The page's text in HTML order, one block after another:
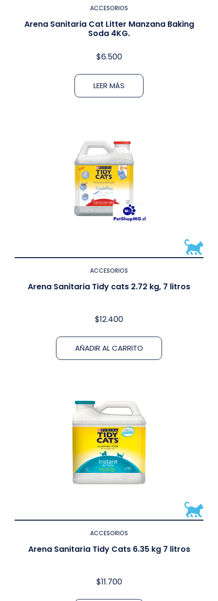
ACCESORIOS
Arena Sanitaria Cat Litter Manzana Baking
Soda 4KG.
$6.500
LEER MÁS
ACCESORIOS
Arena Sanitaria Tidy cats 2.72 kg, 7 litros
$12.400
AÑADIR AL CARRITO
ACCESORIOS
Arena Sanitaria Tidy Cats 6.35 kg 7 litros
$11.700